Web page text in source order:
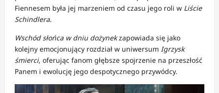
Fiennesem była jej marzeniem od czasu jego roli w Liście
Schindlera.
Wschód słońca w dniu dożynekzapowiada się jako
kolejny emocjonujący rozdział w uniwersum Igrzysk
śmierci, oferując fanom głębsze spojrzenie na przeszłość
Panem i ewolucję jego despotycznego przywódcy.